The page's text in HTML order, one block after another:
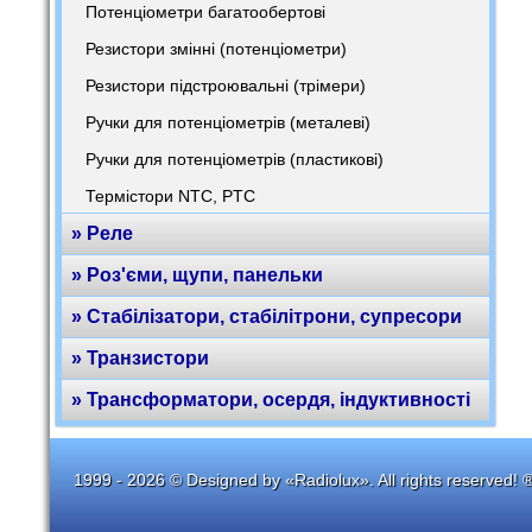
Потенціометри багатообертові
Резистори змінні (потенціометри)
Резистори підстроювальні (трімери)
Ручки для потенціометрів (металеві)
Ручки для потенціометрів (пластикові)
Термістори NTC, PTC
» Реле
» Роз'єми, щупи, панельки
» Стабілізатори, стабілітрони, супресори
» Транзистори
» Трансформатори, осердя, індуктивності
1999 - 2026 © Designed by «Radiolux». All rights reserved!